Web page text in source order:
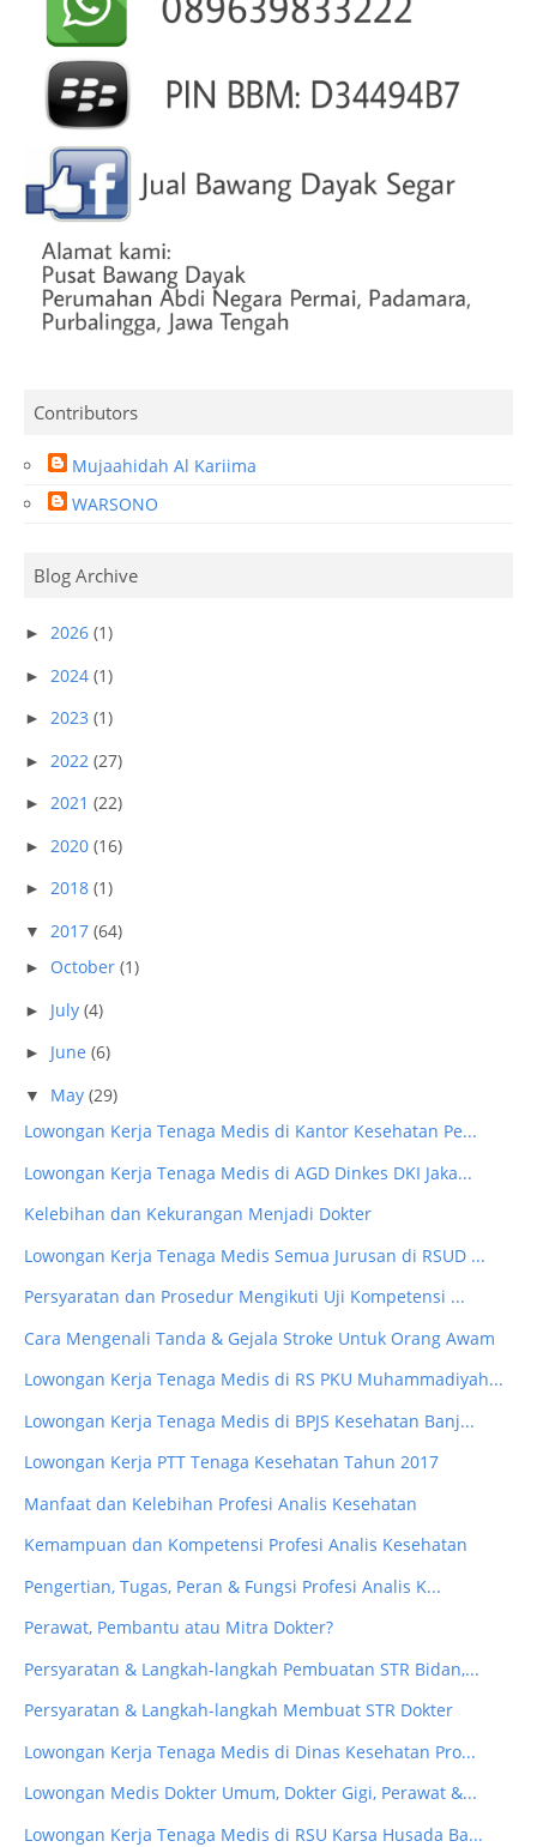
Contributors
Mujaahidah Al Kariima
WARSONO
Blog Archive
► 2026 (1)
► 2024 (1)
► 2023 (1)
► 2022 (27)
► 2021 (22)
► 2020 (16)
► 2018 (1)
▼ 2017 (64)
► October (1)
► July (4)
► June (6)
▼ May (29)
Lowongan Kerja Tenaga Medis di Kantor Kesehatan Pe...
Lowongan Kerja Tenaga Medis di AGD Dinkes DKI Jaka...
Kelebihan dan Kekurangan Menjadi Dokter
Lowongan Kerja Tenaga Medis Semua Jurusan di RSUD ...
Persyaratan dan Prosedur Mengikuti Uji Kompetensi ...
Cara Mengenali Tanda & Gejala Stroke Untuk Orang Awam
Lowongan Kerja Tenaga Medis di RS PKU Muhammadiyah...
Lowongan Kerja Tenaga Medis di BPJS Kesehatan Banj...
Lowongan Kerja PTT Tenaga Kesehatan Tahun 2017
Manfaat dan Kelebihan Profesi Analis Kesehatan
Kemampuan dan Kompetensi Profesi Analis Kesehatan
Pengertian, Tugas, Peran & Fungsi Profesi Analis K...
Perawat, Pembantu atau Mitra Dokter?
Persyaratan & Langkah-langkah Pembuatan STR Bidan,...
Persyaratan & Langkah-langkah Membuat STR Dokter
Lowongan Kerja Tenaga Medis di Dinas Kesehatan Pro...
Lowongan Medis Dokter Umum, Dokter Gigi, Perawat &...
Lowongan Kerja Tenaga Medis di RSU Karsa Husada Ba...